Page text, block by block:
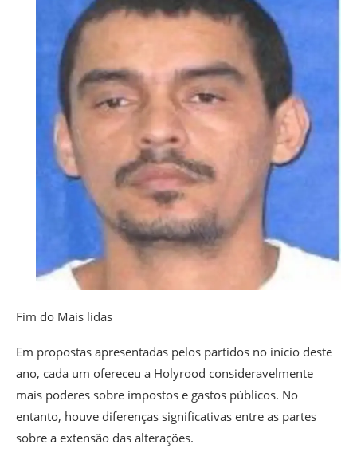
Fim do Mais lidas
Em propostas apresentadas pelos partidos no início deste
ano, cada um ofereceu a Holyrood consideravelmente
mais poderes sobre impostos e gastos públicos. No
entanto, houve diferenças significativas entre as partes
sobre a extensão das alterações.